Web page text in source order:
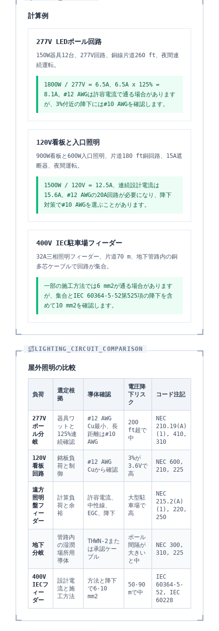
計算例
277V LEDポール回路
150W器具12台、277V回路、銅線片道260 ft、夜間連
続運転。
1800W / 277V = 6.5A、6.5A x 125% =
8.1A。#12 AWGは許容電流で通る場合があります
が、3%付近の降下には#10 AWGを確認します。
120V看板と入口照明
900W看板と600W入口照明、片道180 ft銅回路、15A遮
断器、夜間運転。
1500W / 120V = 12.5A、連続設計電流は
15.6A。#12 AWGの20A回路が必要になり、降下
対策で#10 AWGを選ぶことがあります。
400V IEC駐車場フィーダー
32A三相照明フィーダー、片道70 m、地下管路内の銅
多芯ケーブルで回路が集合。
一部の施工方法では6 mm2が通る場合があります
が、集合とIEC 60364-5-52第525項の降下を含
めて10 mm2を確認します。
LIGHTING_CIRCUIT_COMPARISON
屋外照明の比較
負荷
選定根
拠
導体確認
電圧降
下リス
ク
コード注記
277V
ポー
ル分
岐
器具ワ
ットと
125%連
続確認
#12 AWG
Cu最小、長
距離は#10
AWG
200
ft超で
中
NEC
210.19(A)
(1), 410,
310
120V
看板
回路
銘板負
荷と制
御
#12 AWG
Cuから確認
3%が
3.6Vで
高
NEC 600,
210, 225
遠方
照明
盤フ
ィー
ダー
計算負
荷と余
裕
許容電流、
中性線、
EGC、降下
大型駐
車場で
高
NEC
215.2(A)
(1), 220,
250
地下
分岐
管路内
の湿潤
場所用
導体
THWN-2また
は承認ケー
ブル
ポール
間隔が
大きい
と中
NEC 300,
310, 225
400V
IECフ
ィー
ダー
設計電
流と施
工方法
方法と降下
で6-10
mm2
50-90
mで中
IEC
60364-5-
52, IEC
60228